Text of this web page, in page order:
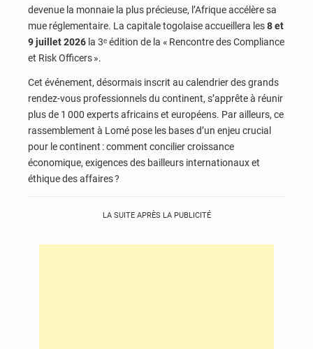
devenue la monnaie la plus précieuse, l’Afrique accélère sa
mue réglementaire. La capitale togolaise accueillera les8 et
9 juillet 2026 la 3ᵉ édition de la « Rencontre des Compliance
et Risk Officers ».
Cet événement, désormais inscrit au calendrier des grands
rendez-vous professionnels du continent, s’apprête à réunir
plus de 1 000 experts africains et européens. Par ailleurs, ce
rassemblement à Lomé pose les bases d’un enjeu crucial
pour le continent : comment concilier croissance
économique, exigences des bailleurs internationaux et
éthique des affaires ?
LA SUITE APRÈS LA PUBLICITÉ